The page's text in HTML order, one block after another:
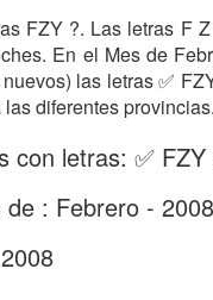
FZY ?. Las letras F
En el Mes de
las letras ✅
diferentes provincias.
con letras: ✅
: Febrero - 2008